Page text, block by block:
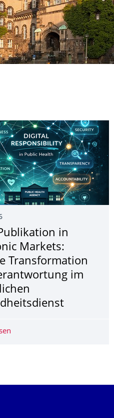
SACHSEN
in
Markets:
Transformation
im
Neue Publikation in